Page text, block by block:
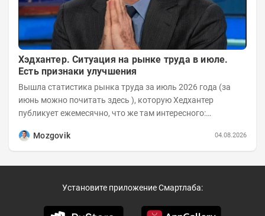
Хэдхантер. Ситуация на рынке труда в июле.
Есть признаки улучшения
Вышла статистика рынка труда за июль 2026 года (за
июнь можно почитать здесь ), которую Хедхантер
публикует ежемесячно, что же там интересного:
Mozgovik
04.08.2026
Установите приложение Смартлаба: